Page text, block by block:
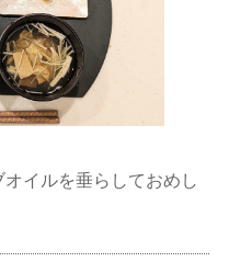
イルを垂らしておめし